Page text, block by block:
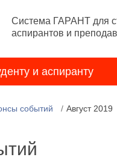
Система ГАРАНТ для
аспирантов и
и аспиранту
событий Август 2019